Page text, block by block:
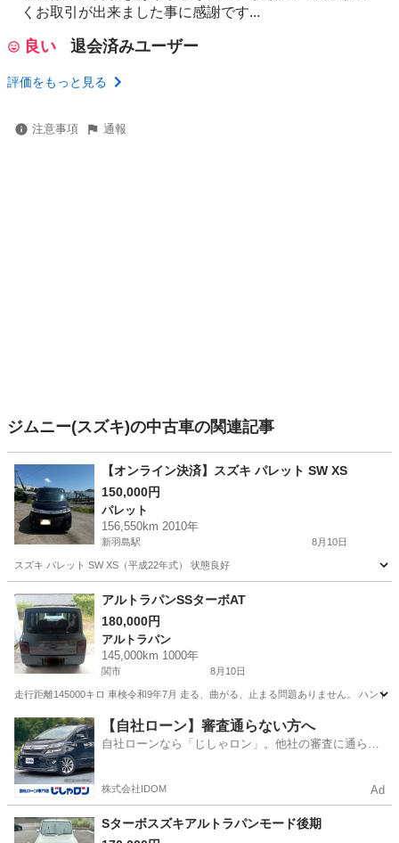
くお取引が出来ました事に感謝です...
良い 退会済みユーザー
評価をもっと見る
注意事項 通報
ジムニー(スズキ)の中古車の関連記事
【オンライン決済】スズキ パレット SW XS
150,000円
パレット
156,550km 2010年
新羽島駅 8月10日
スズキ パレット SW XS（平成22年式） 状態良好
岐阜 羽島市 新羽島駅 パレット
アルトラパンSSターボAT
180,000円
アルトラパン
145,000km 1000年
関市 8月10日
走行距離145000キロ 車検令和9年7月 走る、曲がる、止まる問題ありません。 ハン
岐阜 関市 アルトラパン
【自社ローン】審査通らない方へ
自社ローンなら「じしゃロン」。他社の審査に通らな
株式会社IDOM Ad
Sターボスズキアルトラパンモード後期